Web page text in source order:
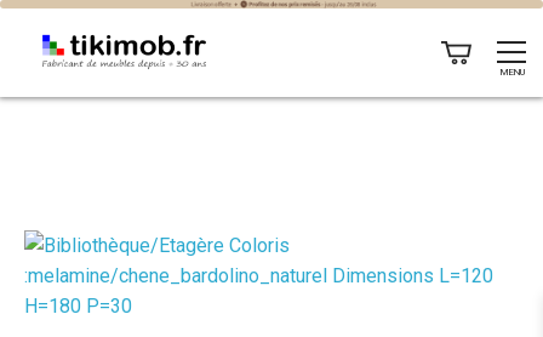
MENU